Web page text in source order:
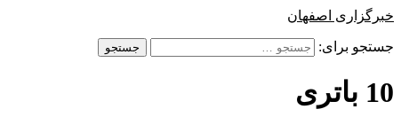
خبرگزاری اصفهان
جستجو برای:
10 باتری